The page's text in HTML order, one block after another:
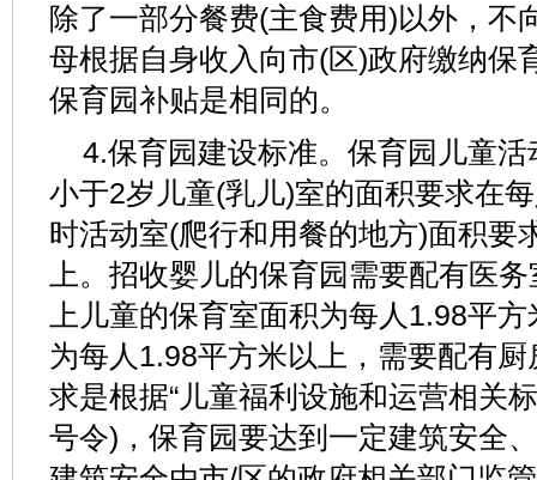
除了一部分餐费(主食费用)以外，不
母根据自身收入向市(区)政府缴纳保
保育园补贴是相同的。
4.保育园建设标准。保育园儿童
小于2岁儿童(乳儿)室的面积要求在
时活动室(爬行和用餐的地方)面积要
上。招收婴儿的保育园需要配有医
上儿童的保育室面积为每人1.98平
为每人1.98平方米以上，需要配有
求是根据“儿童福利设施和运营相关
号令)，保育园要达到一定建筑安全